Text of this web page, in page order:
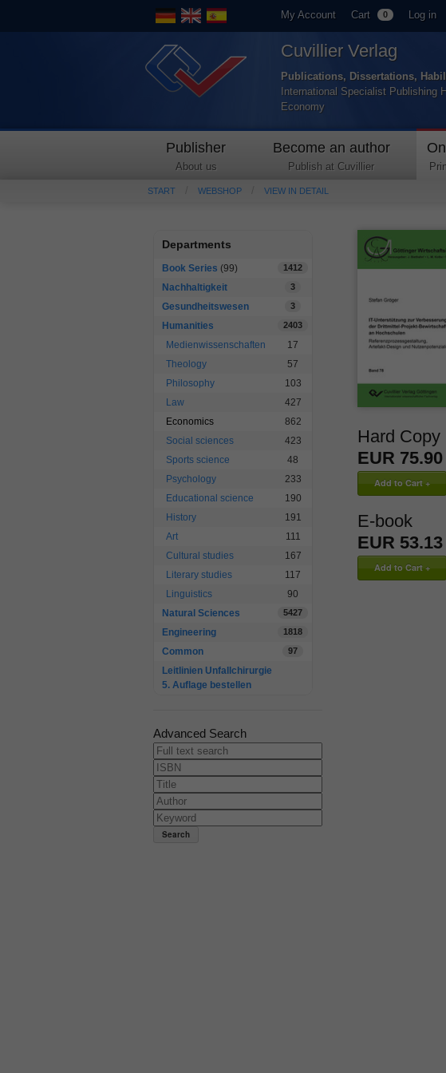
My Account Cart 0 Log in
Cuvillier Verlag
Publications, Dissertations,
International Specialist Publishing
Economy
Publisher
About us
Become an author
Publish at Cuvillier
START WEBSHOP VIEW IN DETAIL
Departments
Book Series (99) 1412
Nachhaltigkeit 3
Gesundheitswesen 3
Humanities 2403
Medienwissenschaften
17
Theology
57
Philosophy
103
Law
427
Economics
862
Social sciences
423
Sports science
48
Psychology
233
Educational science
190
History
191
Art
111
Cultural studies
167
Literary studies
117
Linguistics
90
Natural Sciences
5427
Engineering 1818
Common 97
Leitlinien Unfallchirurgie
5. Auflage bestellen
Advanced Search
Hard Copy
EUR 75.90
E-book
EUR 53.13